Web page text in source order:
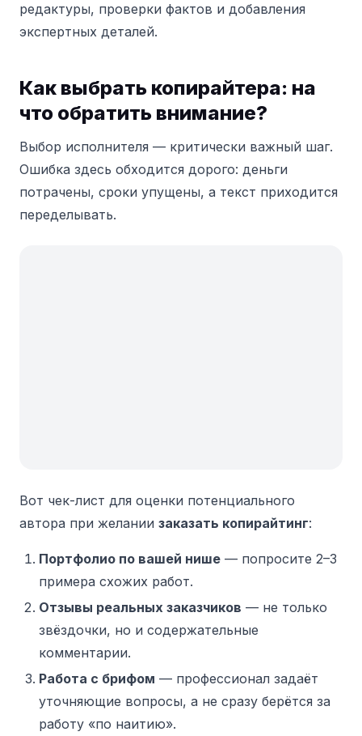
редактуры, проверки фактов и добавления
экспертных деталей.
Как выбрать копирайтера: на
что обратить внимание?
Выбор исполнителя — критически важный шаг.
Ошибка здесь обходится дорого: деньги
потрачены, сроки упущены, а текст приходится
переделывать.
Вот чек-лист для оценки потенциального
автора при желании заказать копирайтинг:
Портфолио по вашей нише — попросите 2–3
примера схожих работ.
Отзывы реальных заказчиков — не только
звёздочки, но и содержательные
комментарии.
Работа с брифом — профессионал задаёт
уточняющие вопросы, а не сразу берётся за
работу «по наитию».